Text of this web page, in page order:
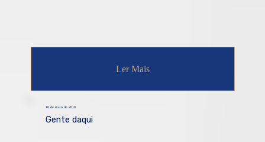
Ler Mais
10 de maio de 2018
Gente daqui